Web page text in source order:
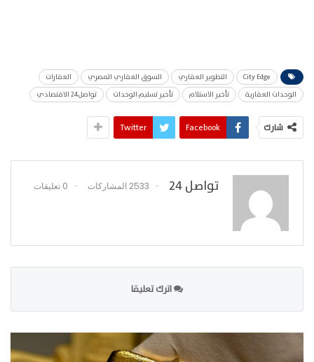
City Edge التطوير العقاري السوق العقاري المصري
العقارات
الوحدات العقارية
تأخير الاستلام تأخير تسليم الوحدات تواصل24 الاقتصادي
شارك Facebook
Twitter
تواصل 24 2533 المشاركات 0 تعليقات
اترك تعليقا